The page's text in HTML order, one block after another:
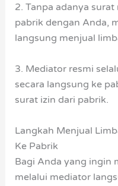
2. Tanpa adanya
pabrik dengan Anda,
langsung menjual
3. Mediator resmi
secara langsung ke
surat izin dari pabrik.
Langkah Menjual
Ke Pabrik
Bagi Anda yang ingin
melalui mediator